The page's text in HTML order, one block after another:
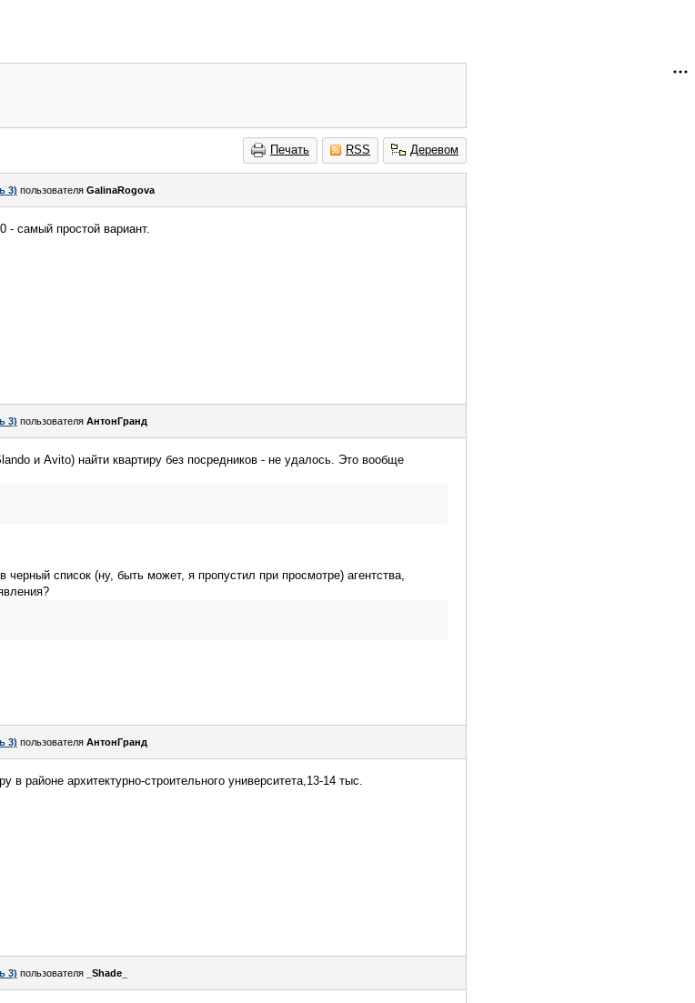
Печать RSS Деревом
3) пользователя GalinaRogova
- самый простой вариант.
3) пользователя АнтонГранд
и Avito) найти квартиру без посредников - не удалось. Это вообще
список (ну, быть может, я пропустил при просмотре) агентства,
3) пользователя АнтонГранд
в районе архитектурно-строительного университета,13-14 тыс.
3) пользователя _Shade_